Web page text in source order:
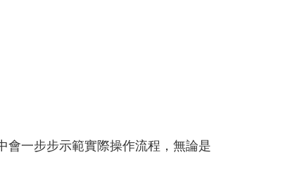
會一步步示範實際操作流程，無論是